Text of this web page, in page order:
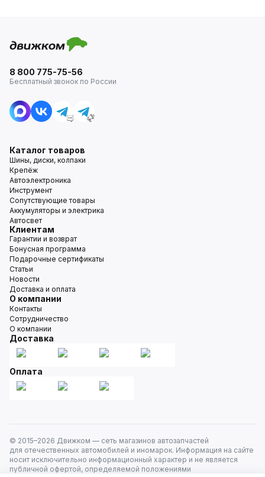
8 800 775-75-56
Бесплатный звонок по России
Каталог товаров
Шины, диски, колпаки
Крепёж
Автоэлектроника
Инструмент
Сопутствующие товары
Аккумуляторы и электрика
Автосвет
Клиентам
Гарантии и возврат
Бонусная программа
Подарочные сертификаты
Статьи
Новости
Доставка и оплата
О компании
Контакты
Сотрудничество
О компании
Доставка
Оплата
© 2015–2026 Движком — сеть магазинов автозапчастей
для отечественных автомобилей и иномарок. Информация на сайте
носит исключительно информационный характер и не является
публичной офертой, определяемой положениями